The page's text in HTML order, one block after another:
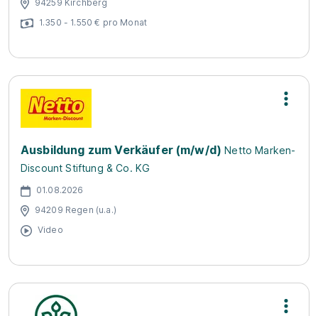
94259 Kirchberg
1.350 - 1.550 € pro Monat
Ausbildung zum Verkäufer (m/w/d) Netto Marken-
Discount Stiftung & Co. KG
01.08.2026
94209 Regen (u.a.)
Video